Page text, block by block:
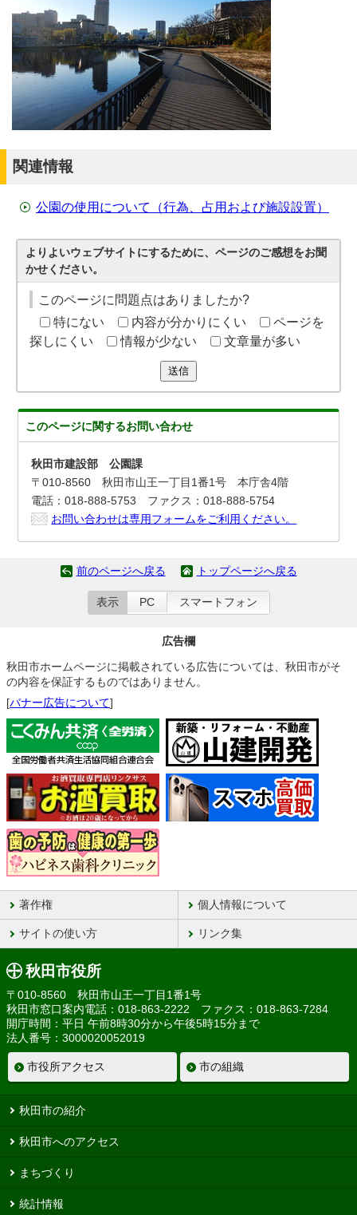
関連情報
公園の使用について（行為、占用および施設設置）
よりよいウェブサイトにするために、ページのご感想をお聞
かせください。
このページに問題点はありましたか?
特にない
内容が分かりにくい
ページを
探しにくい
情報が少ない 文章量が多い
送信
このページに関するお問い合わせ
秋田市建設部 公園課
〒010-8560 秋田市山王一丁目1番1号 本庁舎4階
電話：018-888-5753 ファクス：018-888-5754
お問い合わせは専用フォームをご利用ください。
前のページへ戻る トップページへ戻る
表示 PC スマートフォン
広告欄
秋田市ホームページに掲載されている広告については、秋田市がそ
の内容を保証するものではありません。
[バナー広告について]
著作権 個人情報について
サイトの使い方 リンク集
秋田市役所
〒010-8560 秋田市山王一丁目1番1号
秋田市窓口案内電話：018-863-2222 ファクス：018-863-7284
開庁時間：平日 午前8時30分から午後5時15分まで
法人番号：3000020052019
市役所アクセス 市の組織
秋田市の紹介
秋田市へのアクセス
まちづくり
統計情報